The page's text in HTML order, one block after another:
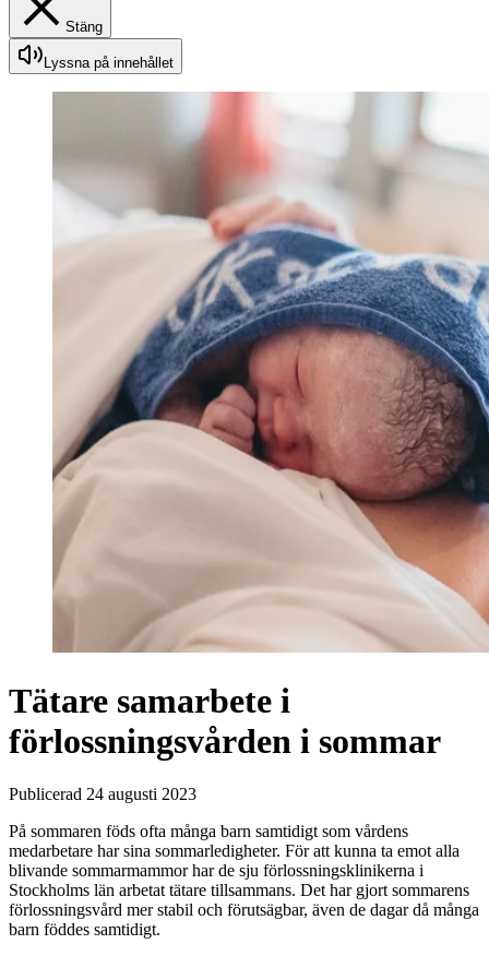
Stäng
Lyssna på innehållet
Tätare samarbete i
förlossningsvården i sommar
Publicerad 24 augusti 2023
På sommaren föds ofta många barn samtidigt som vårdens
medarbetare har sina sommarledigheter. För att kunna ta emot alla
blivande sommarmammor har de sju förlossningsklinikerna i
Stockholms län arbetat tätare tillsammans. Det har gjort sommarens
förlossningsvård mer stabil och förutsägbar, även de dagar då många
barn föddes samtidigt.